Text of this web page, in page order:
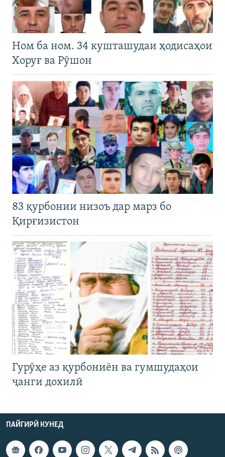
Ном ба ном. 34 кушташудаи ҳодисаҳои
Хоруғ ва Рӯшон
83 қурбонии низоъ дар марз бо
Қирғизистон
Гурӯҳе аз қурбониён ва гумшудаҳои
ҷанги дохилӣ
ПАЙГИРӢ КУНЕД